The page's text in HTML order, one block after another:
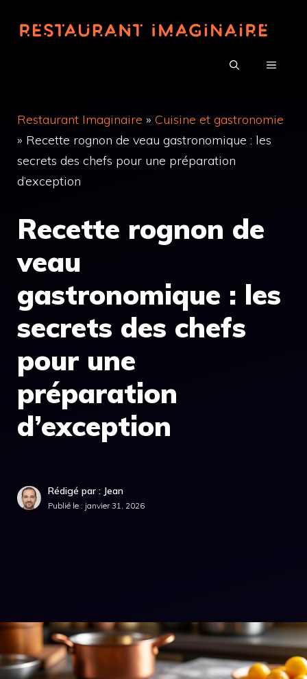
MENU
Restaurant Imaginaire » Cuisine et gastronomie
» Recette rognon de veau gastronomique : les
secrets des chefs pour une préparation
d’exception
Recette rognon de
veau
gastronomique : les
secrets des chefs
pour une
préparation
d’exception
Rédigé par : Jean
Publié le : janvier 31, 2026